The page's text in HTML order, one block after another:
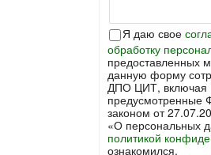
Я даю свое
обработку
предоставленных
данную форму
ДПО ЦИТ, включая
предусмотренные
законом от
«О персональных
политикой
ознакомился.